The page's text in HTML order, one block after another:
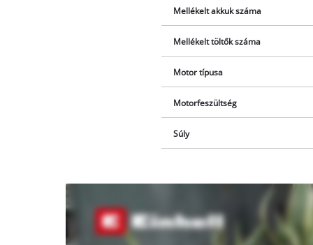
Mellékelt akkuk száma
Mellékelt töltők száma
Motor típusa
Motorfeszültség
Súly
A Youtube
szolgáltatás